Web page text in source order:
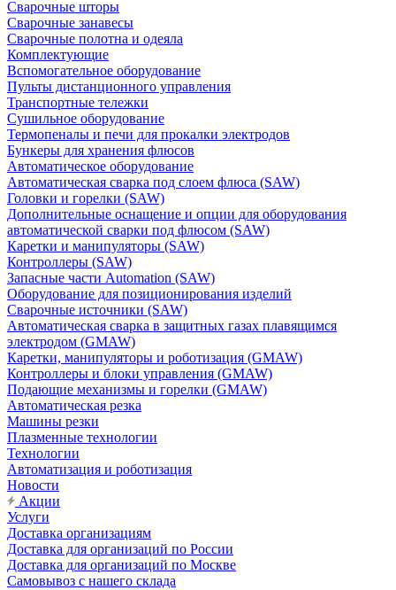
Сварочные шторы
Сварочные занавесы
Сварочные полотна и одеяла
Комплектующие
Вспомогательное оборудование
Пульты дистанционного управления
Транспортные тележки
Сушильное оборудование
Термопеналы и печи для прокалки электродов
Бункеры для хранения флюсов
Автоматическое оборудование
Автоматическая сварка под слоем флюса (SAW)
Головки и горелки (SAW)
Дополнительные оснащение и опции для оборудования
автоматической сварки под флюсом (SAW)
Каретки и манипуляторы (SAW)
Контроллеры (SAW)
Запасные части Automation (SAW)
Оборудование для позиционирования изделий
Сварочные источники (SAW)
Автоматическая сварка в защитных газах плавящимся
электродом (GMAW)
Каретки, манипуляторы и роботизация (GMAW)
Контроллеры и блоки управления (GMAW)
Подающие механизмы и горелки (GMAW)
Автоматическая резка
Машины резки
Плазменные технологии
Технологии
Автоматизация и роботизация
Новости
Акции
Услуги
Доставка организациям
Доставка для организаций по России
Доставка для организаций по Москве
Самовывоз с нашего склада